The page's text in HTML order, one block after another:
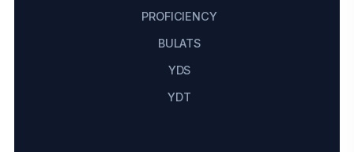
PROFICIENCY
BULATS
YDS
YDT